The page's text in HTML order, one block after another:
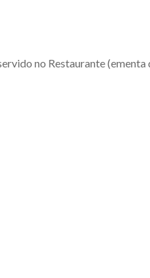
no Restaurante (ementa